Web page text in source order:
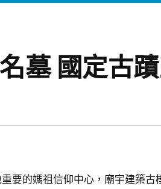
墓 國定古
要的媽祖信仰中心，廟宇建築古